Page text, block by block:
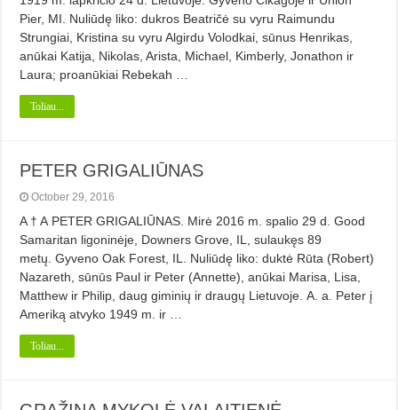
Pier, MI. Nuliūdę liko: dukros Beatričė su vyru Raimundu
Strungiai, Kristina su vyru Algirdu Volodkai, sūnus Henrikas,
anūkai Katija, Nikolas, Arista, Michael, Kimberly, Jonathon ir
Laura; proanūkiai Rebekah …
Toliau...
PETER GRIGALIŪNAS
October 29, 2016
A † A PETER GRIGALIŪNAS. Mirė 2016 m. spalio 29 d. Good
Samaritan ligoninėje, Downers Grove, IL, sulaukęs 89
metų. Gyveno Oak Forest, IL. Nuliūdę liko: duktė Rūta (Robert)
Nazareth, sūnūs Paul ir Peter (Annette), anūkai Marisa, Lisa,
Matthew ir Philip, daug giminių ir draugų Lietuvoje. A. a. Peter į
Ameriką atvyko 1949 m. ir …
Toliau...